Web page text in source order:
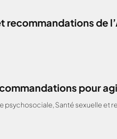
de
pour
psychosociale, Santé sexuelle et